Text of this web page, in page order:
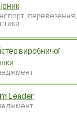
перевезення,
виробничої
Leader